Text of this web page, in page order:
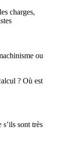
charges,
ou
? Où est
sont très